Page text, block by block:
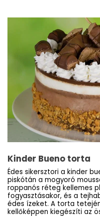
Kinder Bueno torta
Édes sikersztori a kinder
piskótán a mogyoró
roppanós réteg kellemes
fogyasztásakor, és a
édes ízeket. A torta
kellőképpen kiegészíti az